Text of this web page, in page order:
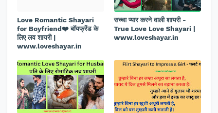
Love Romantic Shayari
for Boyfriend❤️ बॉयफ्रेंड के
लिए लव शायरी |
www.loveshayar.in
सच्चा प्यार करने वाली शायरी -
True Love Love Shayari |
www.loveshayar.in